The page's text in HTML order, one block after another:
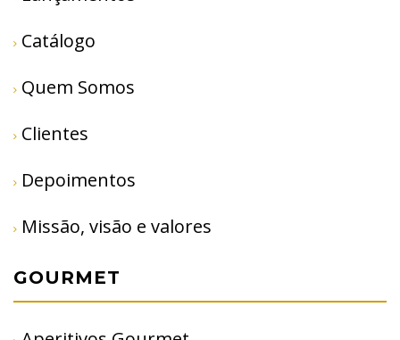
Catálogo
Quem Somos
Clientes
Depoimentos
Missão, visão e valores
GOURMET